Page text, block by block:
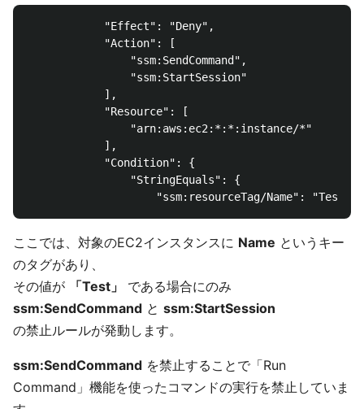
            "Effect": "Deny",
            "Action": [
                "ssm:SendCommand",
                "ssm:StartSession"
            ],
            "Resource": [
                "arn:aws:ec2:*:*:instance/*"
            ],
            "Condition": {
                "StringEquals": {
ここでは、対象のEC2インスタンスに Name というキー
のタグがあり、
その値が
「Test」
である場合にのみ
ssm:SendCommand と ssm:StartSession
の禁止ルールが発動します。
ssm:SendCommand を禁止することで「Run
Command」機能を使ったコマンドの実行を禁止していま